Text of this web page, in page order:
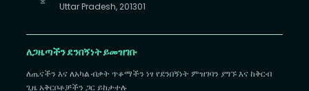
Uttar Pradesh, 201301
ለጋዜጣችን ደንበኝነት ይመዝገቡ
ለጤናችን እና ለአካል ብቃት ጥቆማችን ነፃ የደንበኝነት ምዝገባን ያግኙ እና ከቅርብ
ጊዜ አቅርቦቶቻችን ጋር ይከታተሉ